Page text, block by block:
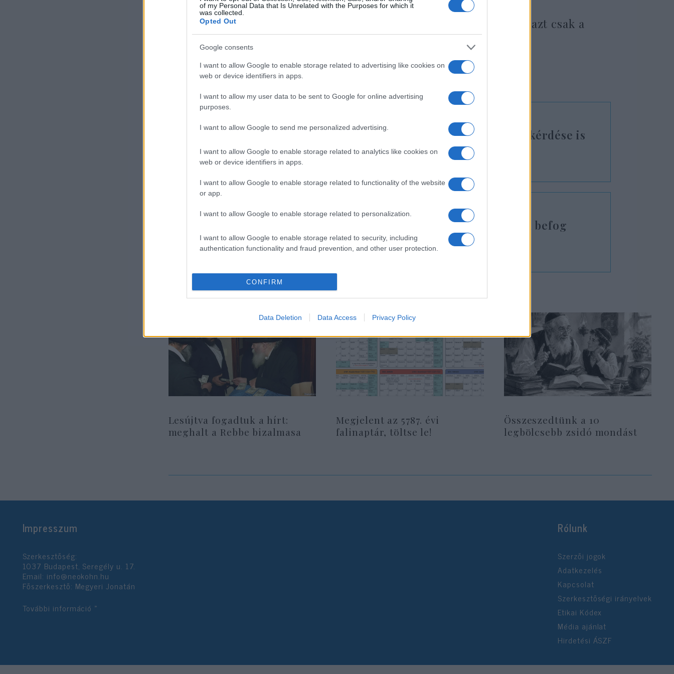
of my Personal Data that Is Unrelated with the Purposes for which it
was collected.
Opted Out
Google consents
I want to allow Google to enable storage related to advertising like cookies on
web or device identifiers in apps.
I want to allow my user data to be sent to Google for online advertising
purposes.
I want to allow Google to send me personalized advertising.
I want to allow Google to enable storage related to analytics like cookies on
web or device identifiers in apps.
I want to allow Google to enable storage related to functionality of the website
or app.
I want to allow Google to enable storage related to personalization.
I want to allow Google to enable storage related to security, including
authentication functionality and fraud prevention, and other user protection.
CONFIRM
Data Deletion Data Access Privacy Policy
Izrael biztonsága nem szavatolható katonai eszközökkel, azt csak a
konfliktus politikai rendezése biztosíthatja
– húzta alá Borrell.
A Hamásznak folyósított EU-s pénzek kérdése is
bekerült a nemzeti konzultációba
A volt német kémfőnök szerint Európa befog
hódolni az iszlámnak
Lesújtva fogadtuk a hírt:
meghalt a Rebbe bizalmasa
Megjelent az 5787. évi
falinaptár, töltse le!
Összeszedtünk a 10
legbölcsebb zsidó mondást
Impresszum
Szerkesztőség:
1037 Budapest, Seregély u. 17.
Email: info@neokohn.hu
Főszerkesztő: Megyeri Jonatán
További információ »
Rólunk
Szerzői jogok
Adatkezelés
Kapcsolat
Szerkesztőségi irányelvek
Etikai Kódex
Média ajánlat
Hirdetési ÁSZF